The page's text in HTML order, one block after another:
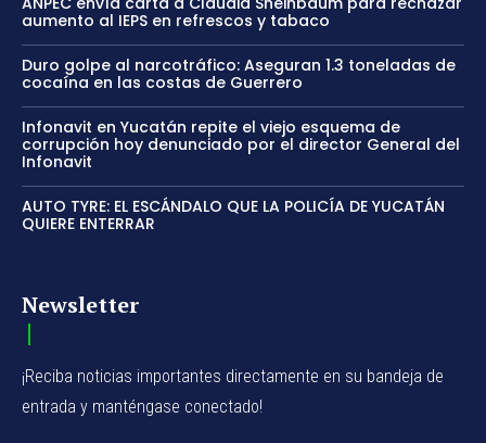
aumento al IEPS en refrescos y tabaco
Duro golpe al narcotráfico: Aseguran 1.3 toneladas de
cocaína en las costas de Guerrero
Infonavit en Yucatán repite el viejo esquema de
corrupción hoy denunciado por el director General del
Infonavit
AUTO TYRE: EL ESCÁNDALO QUE LA POLICÍA DE YUCATÁN
QUIERE ENTERRAR
Newsletter
¡Reciba noticias importantes directamente en su bandeja de
entrada y manténgase conectado!